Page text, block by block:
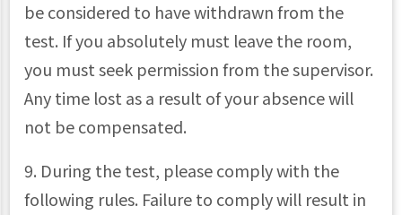
be considered to have withdrawn from the
test. If you absolutely must leave the room,
you must seek permission from the supervisor.
Any time lost as a result of your absence will
not be compensated.
9. During the test, please comply with the
following rules. Failure to comply will result in